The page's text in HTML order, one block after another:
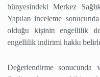
bünyesindeki Merkez
Yapılan inceleme
olduğu kişinin engellilik
engellilik indirimi hakkı
Değerlendirme